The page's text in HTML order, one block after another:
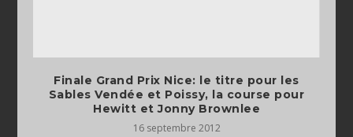
Finale Grand Prix Nice: le titre pour les
Sables Vendée et Poissy, la course pour
Hewitt et Jonny Brownlee
16 septembre 2012